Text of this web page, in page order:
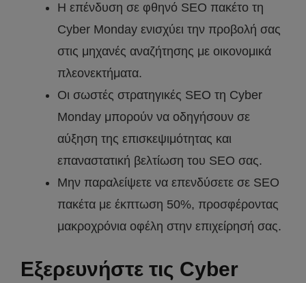
Η επένδυση σε φθηνό SEO πακέτο τη
Cyber Monday ενισχύει την προβολή σας
στις μηχανές αναζήτησης με οικονομικά
πλεονεκτήματα.
Οι σωστές στρατηγικές SEO τη Cyber
Monday μπορούν να οδηγήσουν σε
αύξηση της επισκεψιμότητας και
επαναστατική βελτίωση του SEO σας.
Μην παραλείψετε να επενδύσετε σε SEO
πακέτα με έκπτωση 50%, προσφέροντας
μακροχρόνια οφέλη στην επιχείρησή σας.
Εξερευνήστε τις Cyber